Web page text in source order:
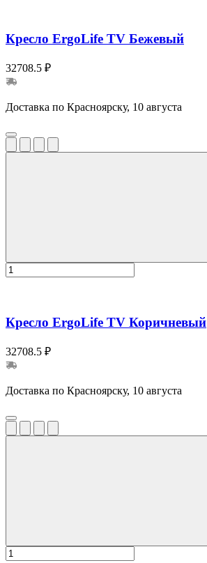
Кресло ErgoLife TV Бежевый
32708.5 ₽
Доставка по Красноярску, 10 августа
Кресло ErgoLife TV Коричневый
32708.5 ₽
Доставка по Красноярску, 10 августа